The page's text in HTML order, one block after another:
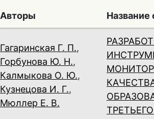
Авторы Название
Гагаринская Г. П.,
Горбунова Ю. Н.,
Калмыкова О. Ю.,
Кузнецова И. Г.,
Мюллер Е. В.